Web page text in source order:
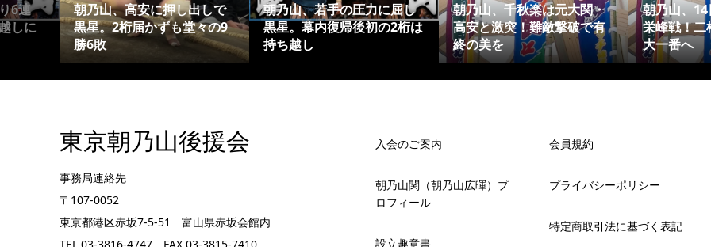
6連
しに
朝乃山、高安に押し出しで
黒星。2桁届かずも堂々の9
勝6敗
朝乃山、若手の圧力に屈し
黒星。幕内復帰後初の2桁は
持ち越し
朝乃山、千秋楽は元大関・
高安と激突！難敵撃破で有
終の美を
朝乃山、
栄峰戦！二
大一番へ
東京朝乃山後援会
事務局連絡先
〒107-0052
東京都港区赤坂7-5-51 富山県赤坂会館内
入会のご案内
朝乃山関（朝乃山広暉）プ
ロフィール
設立趣意書
会員規約
プライバシーポリシー
特定商取引法に基づく表記